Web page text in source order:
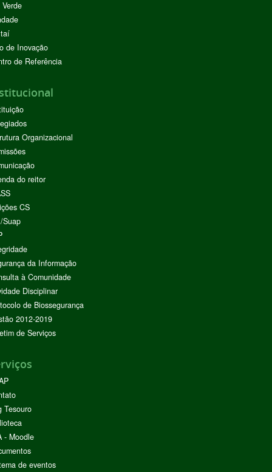
de Inovação
de Referência
Organizacional
do reitor
CS
Suap
da Informação
à Comunidade
Disciplinar
de Biossegurança
2012-2019
de Serviços
Tesouro
- Moodle
de eventos